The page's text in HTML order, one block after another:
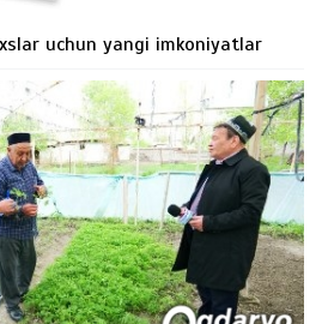
uchun yangi imkoniyatlar